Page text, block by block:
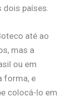
dois países.
até ao
mas a
ou em
forma, e
colocá-lo em